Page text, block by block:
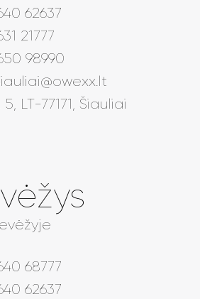
62637
21777
98990
LT-77171, Šiauliai
68777
62637